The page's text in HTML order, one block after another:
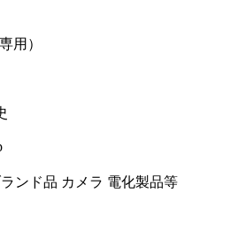
用）
ンド品 カメラ 電化製品等